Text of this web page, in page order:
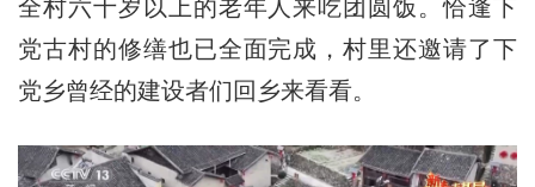
全村六十岁以上的老年人来吃团圆饭。恰逢下
党古村的修缮也已全面完成，村里还邀请了下
党乡曾经的建设者们回乡来看看。